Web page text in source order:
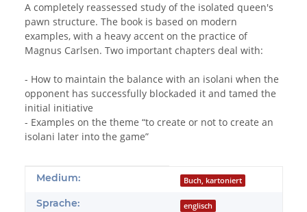
A completely reassessed study of the isolated queen's
pawn structure. The book is based on modern
examples, with a heavy accent on the practice of
Magnus Carlsen. Two important chapters deal with:
- How to maintain the balance with an isolani when the
opponent has successfully blockaded it and tamed the
initial initiative
- Examples on the theme “to create or not to create an
isolani later into the game”
Produkteigenschaft
Wert
Medium: Buch, kartoniert
Sprache: englisch